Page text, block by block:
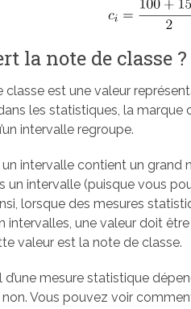
la note de classe ?
est une valeur
les statistiques, la
intervalle regroupe.
intervalle contient un grand
un intervalle (puisque vous
lorsque des mesures
intervalles, une valeur doit
valeur est la note de classe.
d’une mesure statistique
Vous pouvez voir